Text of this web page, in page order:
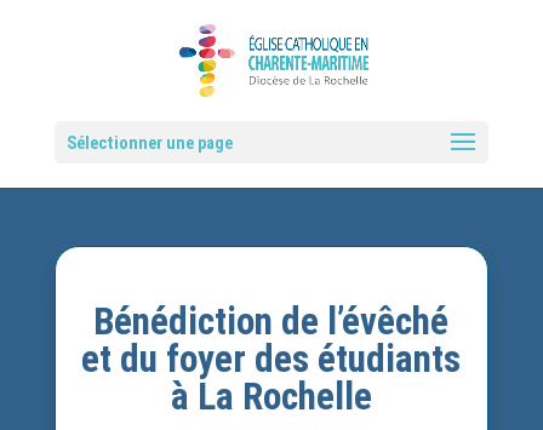
Sélectionner une page
Bénédiction de l’évêché
et du foyer des étudiants
à La Rochelle